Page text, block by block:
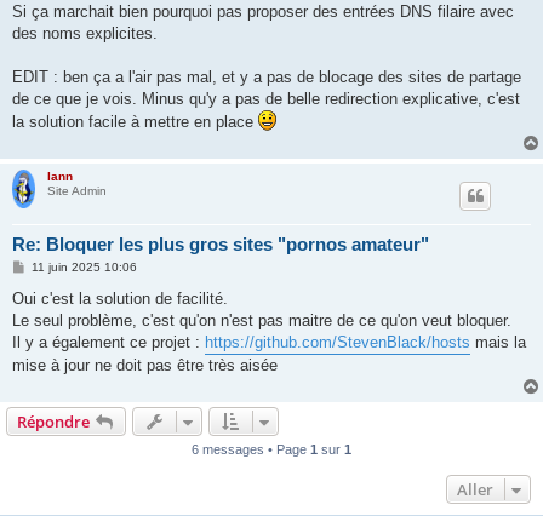
Si ça marchait bien pourquoi pas proposer des entrées DNS filaire avec
des noms explicites.
EDIT : ben ça a l'air pas mal, et y a pas de blocage des sites de partage
de ce que je vois. Minus qu'y a pas de belle redirection explicative, c'est
la solution facile à mettre en place
lann
Site Admin
Re: Bloquer les plus gros sites "pornos amateur"
M
s
a
g
e
11 juin 2025 10:06
Oui c'est la solution de facilité.
Le seul problème, c'est qu'on n'est pas maitre de ce qu'on veut bloquer.
Il y a également ce projet : https://github.com/StevenBlack/hosts mais la
mise à jour ne doit pas être très aisée
Répondre
6 messages • Page 1 sur 1
Aller